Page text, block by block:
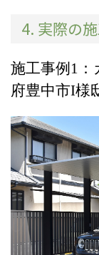
4. 実際の
施工事例1：
府豊中市I様